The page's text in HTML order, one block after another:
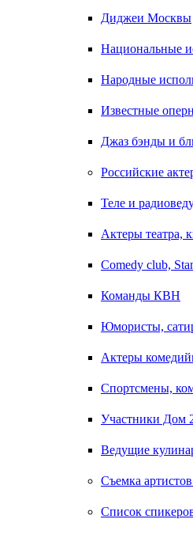
Диджеи Москвы
Национальные
Народные
Известные
Джаз бэнды и
Российские
Теле и
Актеры театра,
Comedy club,
Команды КВН
Юмористы,
Актеры
Спортсмены,
Участники Дом
Ведущие
Съемка
Список